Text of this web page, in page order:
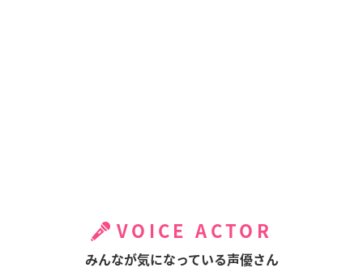
VOICE ACTOR
みんなが気になっている声優さん